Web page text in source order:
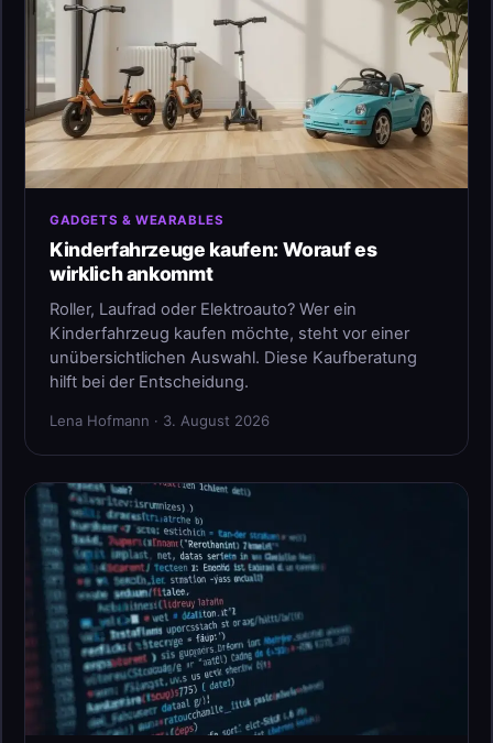
GADGETS & WEARABLES
Kinderfahrzeuge kaufen: Worauf es
wirklich ankommt
Roller, Laufrad oder Elektroauto? Wer ein
Kinderfahrzeug kaufen möchte, steht vor einer
unübersichtlichen Auswahl. Diese Kaufberatung
hilft bei der Entscheidung.
Lena Hofmann · 3. August 2026